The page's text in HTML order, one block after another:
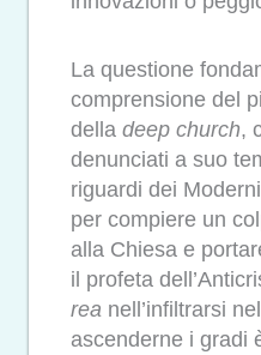
La questione
comprensione del
della deep church,
denunciati a suo
riguardi dei
per compiere un
alla Chiesa e
il profeta
rea nell’infiltrarsi
ascenderne i gradi